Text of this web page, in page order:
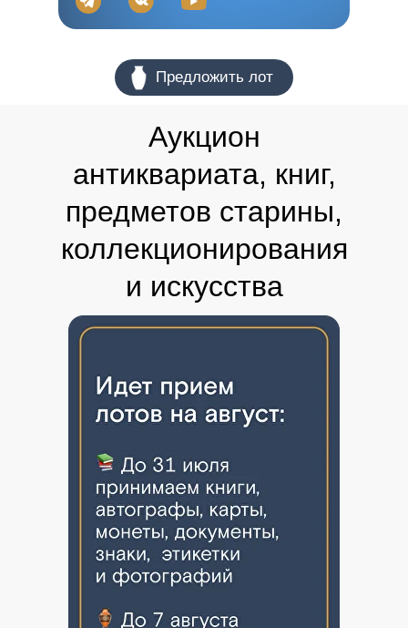
оо Предложить лот
Аукцион
антиквариата, книг,
предметов старины,
коллекционирования
и искусства